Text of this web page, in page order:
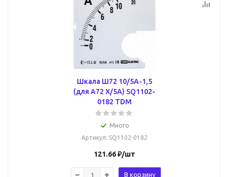
Шкала Ш72 10/5А-1,5
(для А72 Х/5А) SQ1102-
0182 TDM
Много
Артикул: SQ1102-0182
121.66₽/шт
В корзину